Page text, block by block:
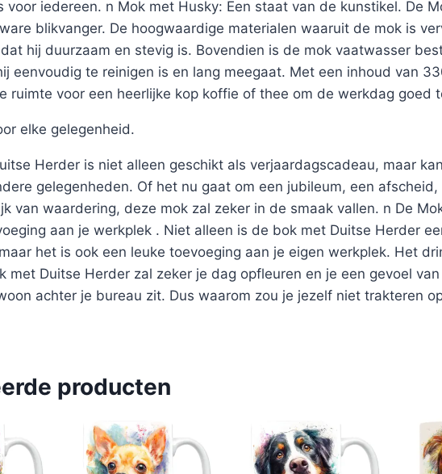
voor iedereen. n Mok met Husky: Een staat van de kunstikel. De
blikvanger. De hoogwaardige materialen waaruit de mok is
hij duurzaam en stevig is. Bovendien is de mok vaatwasser
eenvoudig te reinigen is en lang meegaat. Met een inhoud van
ruimte voor een heerlijke kop koffie of thee om de werkdag goed
elke gelegenheid.
Herder is niet alleen geschikt als verjaardagscadeau, maar
gelegenheden. Of het nu gaat om een jubileum, een
van waardering, deze mok zal zeker in de smaak vallen. n De
aan je werkplek . Niet alleen is de bok met Duitse Herder
het is ook een leuke toevoeging aan je eigen werkplek. Het
met Duitse Herder zal zeker je dag opfleuren en je een gevoel
achter je bureau zit. Dus waarom zou je jezelf niet trakteren
producten